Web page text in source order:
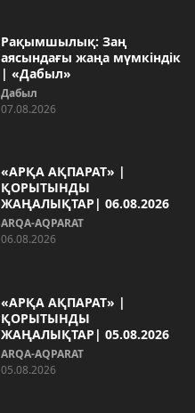
Рақымшылық: Заң
аясындағы жаңа мүмкіндік
| «Дабыл»
Дабыл
07.08.2026
«АРҚА АҚПАРАТ» |
ҚОРЫТЫНДЫ
ЖАҢАЛЫҚТАР| 06.08.2026
ARQA-AQPARAT
06.08.2026
«АРҚА АҚПАРАТ» |
ҚОРЫТЫНДЫ
ЖАҢАЛЫҚТАР| 05.08.2026
ARQA-AQPARAT
05.08.2026